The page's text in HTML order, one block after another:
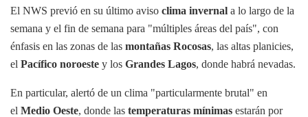
El NWS previó en su último aviso clima invernal a lo largo de la
semana y el fin de semana para "múltiples áreas del país", con
énfasis en las zonas de las montañas Rocosas, las altas planicies,
el Pacífico noroeste y los Grandes Lagos, donde habrá nevadas.
En particular, alertó de un clima "particularmente brutal" en
el Medio Oeste, donde las temperaturas mínimas estarán por